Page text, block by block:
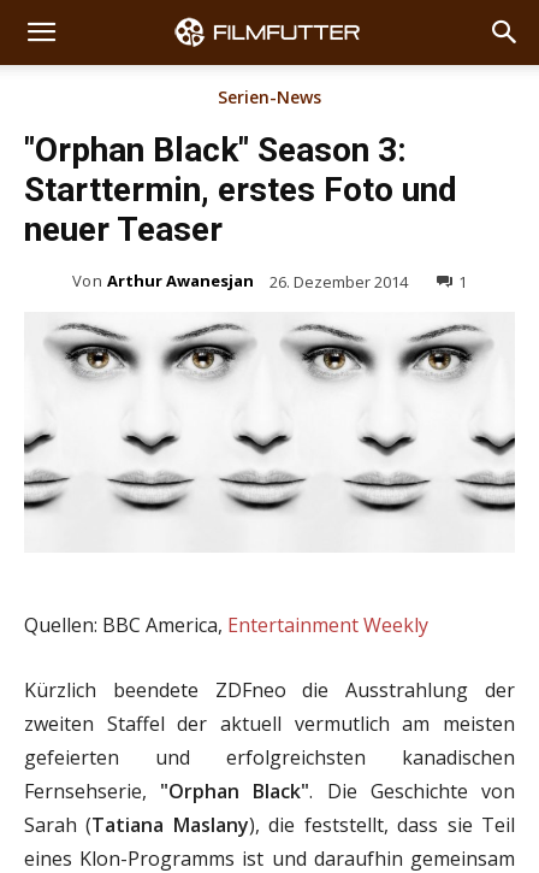
Serien-News
"Orphan Black" Season 3:
Starttermin, erstes Foto und
neuer Teaser
Von Arthur Awanesjan 26. Dezember 2014 1
Quellen: BBC America, Entertainment Weekly
Kürzlich beendete ZDFneo die Ausstrahlung der
zweiten Staffel der aktuell vermutlich am meisten
gefeierten und erfolgreichsten kanadischen
Fernsehserie, "Orphan Black". Die Geschichte von
Sarah (Tatiana Maslany), die feststellt, dass sie Teil
eines Klon-Programms ist und daraufhin gemeinsam